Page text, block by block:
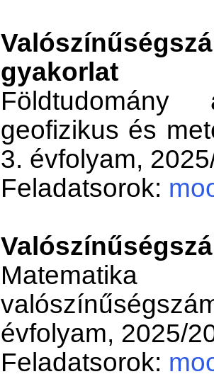
gyakorlat
Földtudomány
geofizikus és
3. évfolyam,
Feladatsorok:
évfolyam, 2025/
Feladatsorok: